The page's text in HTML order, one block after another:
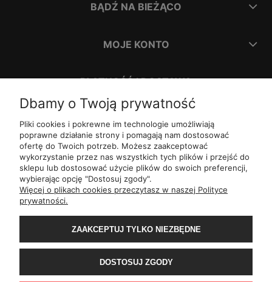
BĄDŹ NA BIEŻĄCO
MOJE KONTO
PŁATNOŚĆ I DOSTAWA
INFORMACJE
O NAS
ul. Romana Dmowskiego 1, 50-203
Wrocław
Św. Filipa 23/3, 31-150 Kraków
ul.Mielęckiego 10 lok 503,
Al.Jerozolimskie 81 lok 7.10, 02-001 Warszawa
Wały Piastowskie 1lok. 1508, 80-855 Gdańsk
ul.Grochowa 4, 15-423 Białystok
ul.ul. 1-go Maja 13lok. 2,20-410 Lublin
Rejtana 49/6, 35-310 Rzeszów
ul.Franciszka z Asyżu 62, 93-479 Łódź
Dbamy o Twoją prywatność
Pliki cookies i pokrewne im technologie umożliwiają
poprawne działanie strony i pomagają nam dostosować
ofertę do Twoich potrzeb. Możesz zaakceptować
wykorzystanie przez nas wszystkich tych plików i przejść do
sklepu lub dostosować użycie plików do swoich preferencji,
wybierając opcję "Dostosuj zgody".
Więcej o plikach cookies przeczytasz w naszej Polityce
prywatności.
ZAAKCEPTUJ TYLKO NIEZBĘDNE
DOSTOSUJ ZGODY